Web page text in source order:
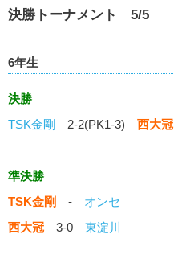
決勝トーナメント 5/5
6年生
決勝
TSK金剛
2-2(PK1-3) 西大冠
準決勝
TSK金剛
- オンセ
西大冠 3-0 東淀川